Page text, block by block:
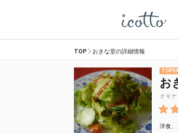
TOP おきな堂の詳細情報
お
オキナ
洋食